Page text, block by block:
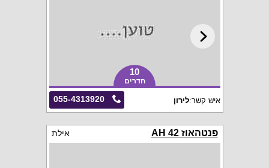
10
חדרים
055-4313920 איש קשר:לירון
פנטהאוז AH 42 אילת